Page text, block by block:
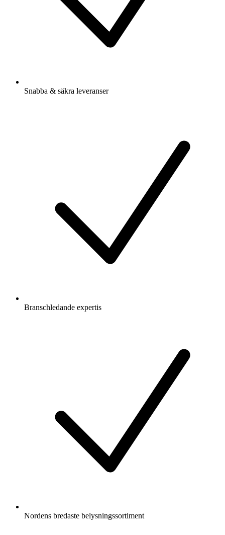
Snabba & säkra leveranser
Branschledande expertis
Nordens bredaste belysningssortiment